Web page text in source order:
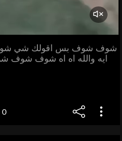
شوف شوف بس اقولك شي
ايه والله اه اه شوف شوف
0